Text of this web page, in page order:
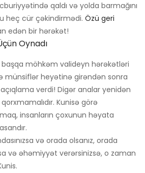
qaldı və yolda barmağını
heç cür çəkindirmədi. Özü geri
edən bir hərəkət!
Oynadı
möhkəm valideyn hərəkətləri
münsiflər heyətinə girəndən sonra
verdi! Digər analar yenidən
Kunisə görə
insanların çoxunun həyata
və orada olsanız, orada
və əhəmiyyət verərsinizsə, o zaman